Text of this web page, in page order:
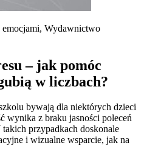
Wydawnictwo
– jak pomóc
w liczbach?
bywają dla niektórych dzieci
wynika z braku jasności poleceń
przypadkach doskonale
i wizualne wsparcie, jak na